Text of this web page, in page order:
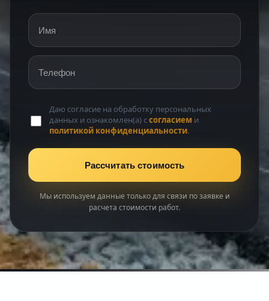
Имя
Телефон
Даю согласие на обработку персональных
данных и ознакомлен(а) ссогласием и
политикой конфиденциальности.
Рассчитать стоимость
Мы используем данные только для связи по заявке и
расчета стоимости работ.